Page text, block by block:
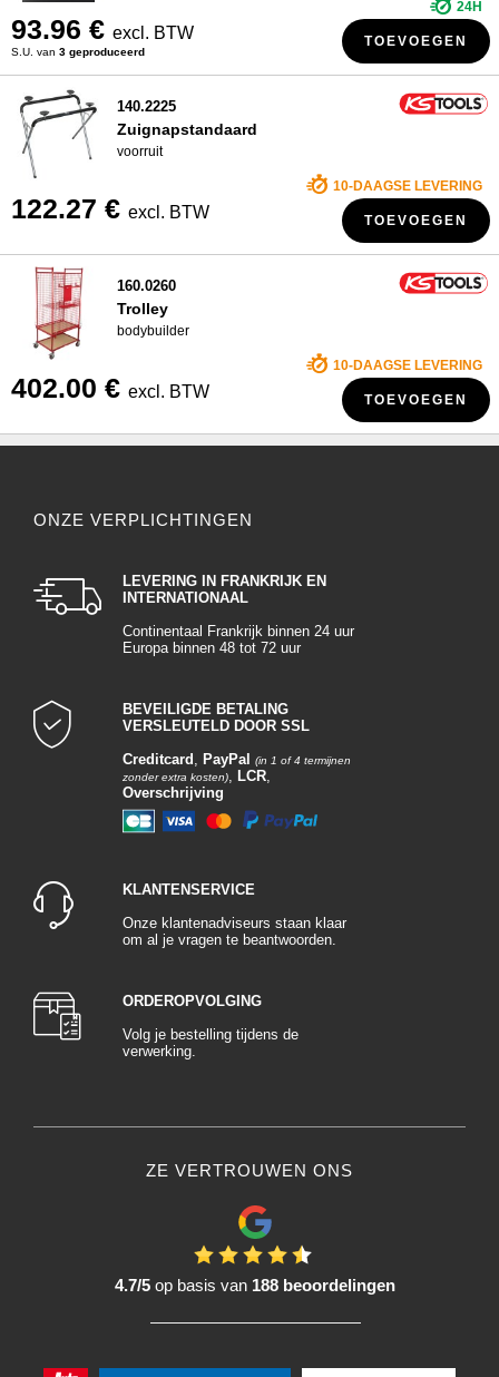
93.96 € excl. BTW
S.U. van 3 geproduceerd
24H
TOEVOEGEN
140.2225
Zuignapstandaard
voorruit
122.27 € excl. BTW
10-DAAGSE LEVERING
TOEVOEGEN
160.0260
Trolley
bodybuilder
402.00 € excl. BTW
10-DAAGSE LEVERING
TOEVOEGEN
ONZE VERPLICHTINGEN
LEVERING IN FRANKRIJK EN
INTERNATIONAAL
Continentaal Frankrijk binnen 24 uur
Europa binnen 48 tot 72 uur
BEVEILIGDE BETALING
VERSLEUTELD DOOR SSL
Creditcard , PayPal
(in 1 of 4 termijnen
zonder extra kosten), LCR,
Overschrijving
KLANTENSERVICE
Onze klantenadviseurs staan klaar
om al je vragen te beantwoorden.
ORDEROPVOLGING
Volg je bestelling tijdens de
verwerking.
ZE VERTROUWEN ONS
4.7/5 op basis van 188 beoordelingen